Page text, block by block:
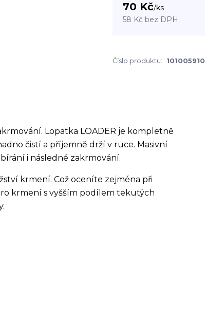
70 Kč/ks
58 Kč bez DPH
Číslo produktu: 101005910
Lopatka LOADER je kompletně
čistí a příjemně drží v ruce. Masivní
i následné zakrmování.
krmení. Což oceníte zejména při
krmení s vyšším podílem tekutých